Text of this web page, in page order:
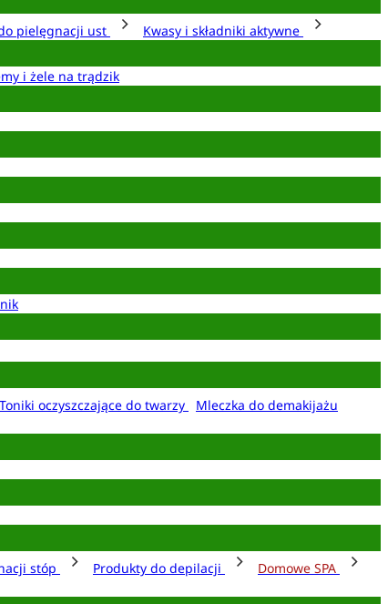
pielęgnacji ust
Kwasy i składniki aktywne
i żele na trądzik
Toniki oczyszczające do twarzy
Mleczka do demakijażu
stóp Produkty do depilacji
Domowe SPA